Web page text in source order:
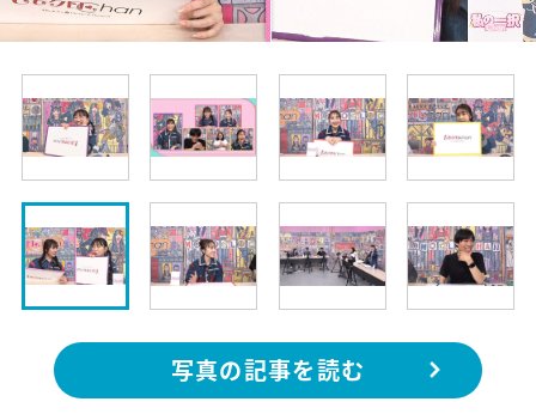
写真の記事を読む